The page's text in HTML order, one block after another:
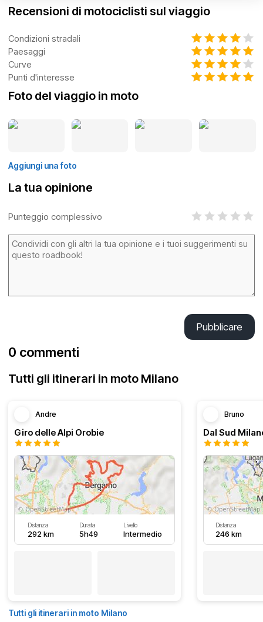
Recensioni di motociclisti sul viaggio
Condizioni stradali
Paesaggi
Curve
Punti d'interesse
Foto del viaggio in moto
Aggiungi una foto
La tua opinione
Punteggio complessivo
Pubblicare
0 commenti
Tutti gli itinerari in moto Milano
Andre
Giro delle Alpi Orobie
Distanza
292 km
Durata
5h49
Livello
Intermedio
Bruno
Distanza
246 km
Tutti gli itinerari in moto Milano